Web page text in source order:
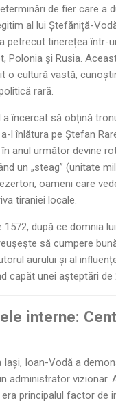
de fier care a
al lui Ștefăniță-
petrecut tinerețea într-
Polonia și Rusia.
o cultură vastă,
rară.
a încercat să obțină
l înlătura pe Ștefan
anul următor devine
un „steag” (unitate
oameni care
tiraniei locale.
1572, după ce domnia
să cumpere
aurului și al
capăt unei așteptări de
interne:
Iași, Ioan-Vodă a
administrator vizionar.
principalul factor de